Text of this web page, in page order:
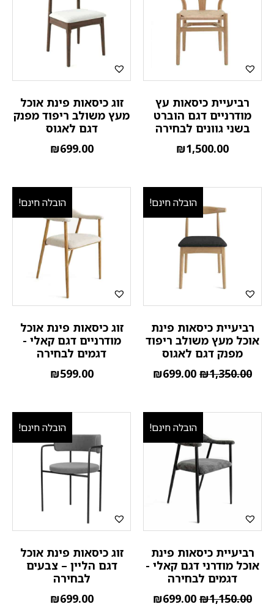
רביעיית כיסאות עץ
מודרניים דגם הוברט
בשני גוונים לבחירה
₪1,500.00
זוג כיסאות פינת אוכל
מעץ משולב ריפוד מפנק
דגם לאגוס
₪699.00
הובלה חינם!
רביעיית כיסאות פינת
אוכל מעץ משולב ריפוד
מפנק דגם לאגוס
₪1,350.00
₪699.00
הובלה חינם!
זוג כיסאות פינת אוכל
מודרניים דגם קאלי -
דגמים לבחירה
₪599.00
הובלה חינם!
רביעיית כיסאות פינת
אוכל מודרני דגם קאלי -
דגמים לבחירה
₪1,150.00
₪699.00
הובלה חינם!
זוג כיסאות פינת אוכל
דגם הליין – צבעים
לבחירה
₪699.00